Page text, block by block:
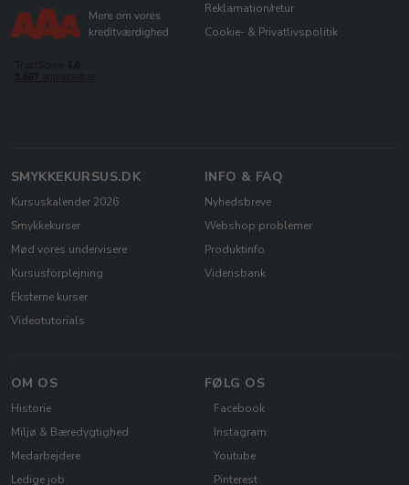
Reklamation/retur
Cookie- & Privatlivspolitik
SMYKKEKURSUS.DK
Kursuskalender 2026
Smykkekurser
Mød vores undervisere
Kursusforplejning
Eksterne kurser
Videotutorials
INFO & FAQ
Nyhedsbreve
Webshop problemer
Produktinfo
Vidensbank
OM OS
Historie
Miljø & Bæredygtighed
Medarbejdere
Ledige job
FØLG OS
Facebook
Instagram
Youtube
Pinterest